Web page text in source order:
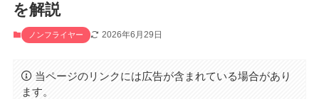
を解説
ノンフライヤー 2026年6月29日
当ページのリンクには広告が含まれている場合があり
ます。